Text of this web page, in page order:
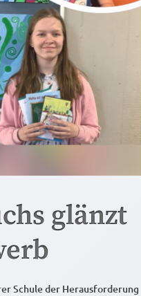
glänzt
Schule der Herausforderung